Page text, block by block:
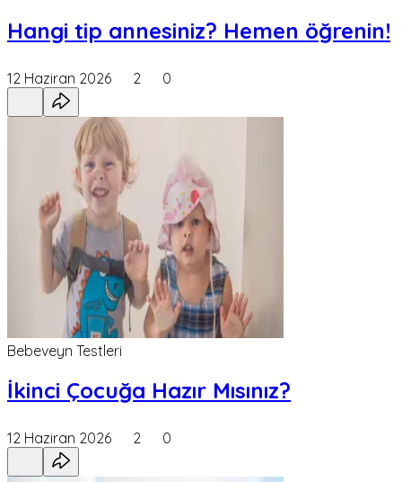
Hangi tip annesiniz? Hemen öğrenin!
12 Haziran 2026 2 0
Bebeveyn Testleri
İkinci Çocuğa Hazır Mısınız?
12 Haziran 2026 2 0